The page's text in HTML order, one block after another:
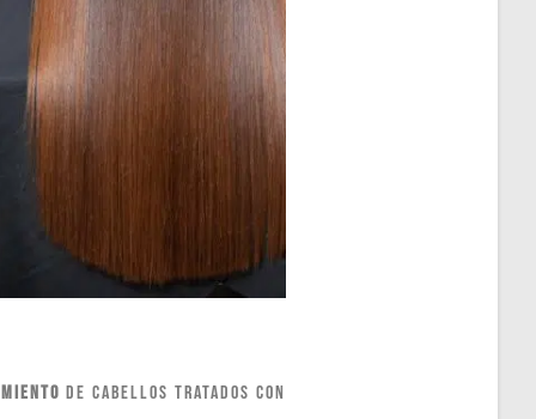
de cabellos tratados con